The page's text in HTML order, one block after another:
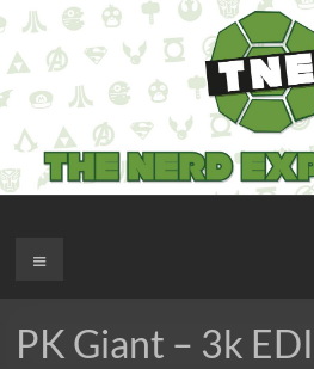
Salta
al
contenuto
The Nerd Experience
Menu
PK Giant – 3k